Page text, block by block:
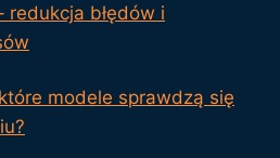
redukcja błędów i
modele sprawdzą się